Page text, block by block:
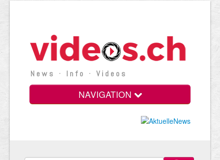
News · Info · Videos
NAVIGATION